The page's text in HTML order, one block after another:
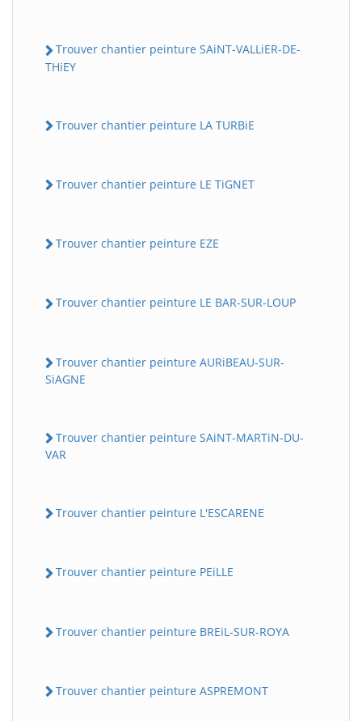
Trouver chantier peinture SAiNT-VALLiER-DE-
THiEY
Trouver chantier peinture LA TURBiE
Trouver chantier peinture LE TiGNET
Trouver chantier peinture EZE
Trouver chantier peinture LE BAR-SUR-LOUP
Trouver chantier peinture AURiBEAU-SUR-
SiAGNE
Trouver chantier peinture SAiNT-MARTiN-DU-
VAR
Trouver chantier peinture L'ESCARENE
Trouver chantier peinture PEiLLE
Trouver chantier peinture BREiL-SUR-ROYA
Trouver chantier peinture ASPREMONT